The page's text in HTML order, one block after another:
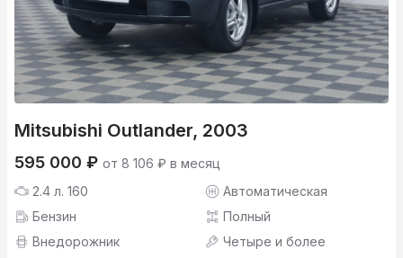
Mitsubishi Outlander, 2003
595 000 ₽ от 8 106 ₽ в месяц
2.4 л. 160
Автоматическая
Бензин
Полный
Внедорожник
Четыре и более